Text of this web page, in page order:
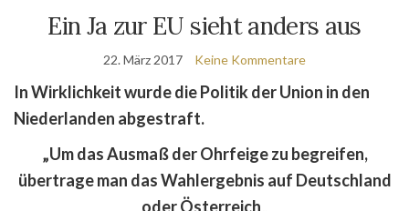
Ein Ja zur EU sieht anders aus
22. März 2017 Keine Kommentare
In Wirklichkeit wurde die Politik der Union in den
Niederlanden abgestraft.
„Um das Ausmaß der Ohrfeige zu begreifen,
übertrage man das Wahlergebnis auf Deutschland
oder Österreich„